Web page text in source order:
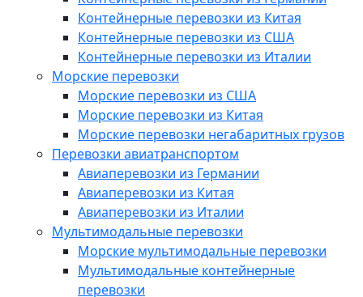
Контейнерные перевозки из Китая
Контейнерные перевозки из США
Контейнерные перевозки из Италии
Морские перевозки
Морские перевозки из США
Морские перевозки из Китая
Морские перевозки негабаритных грузов
Перевозки авиатранспортом
Авиаперевозки из Германии
Авиаперевозки из Китая
Авиаперевозки из Италии
Мультимодальные перевозки
Морские мультимодальные перевозки
Мультимодальные контейнерные
перевозки